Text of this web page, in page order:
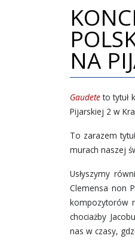
NA
Gaudeteto tytuł
Pijarskiej 2 w
To zarazem
murach naszej
Usłyszymy
Clemensa non
kompozytorów
chociażby
nas w czasy,